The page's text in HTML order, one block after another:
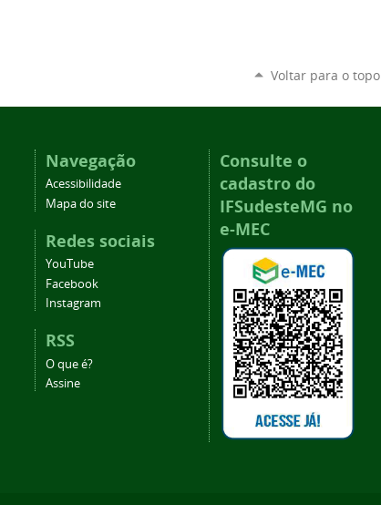
Voltar para o topo
Navegação
Acessibilidade
Mapa do site
Redes sociais
YouTube
Facebook
Instagram
RSS
O que é?
Assine
Consulte o
cadastro do
IFSudesteMG no
e-MEC